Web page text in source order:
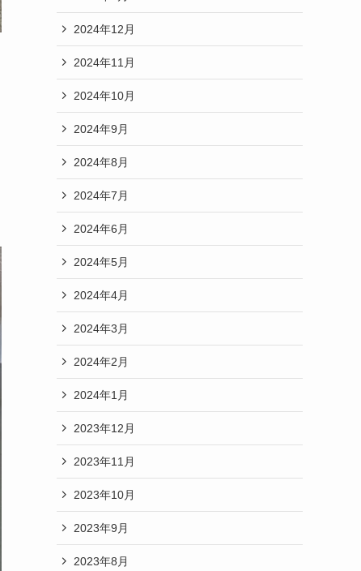
2024年12月
2024年11月
2024年10月
2024年9月
2024年8月
2024年7月
2024年6月
2024年5月
2024年4月
2024年3月
2024年2月
2024年1月
2023年12月
2023年11月
2023年10月
2023年9月
2023年8月